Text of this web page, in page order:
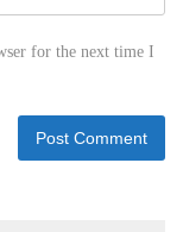
for the next time I